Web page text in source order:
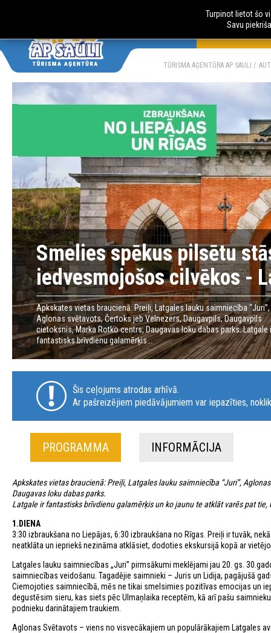
AUTOBUSU
TŪRISMA AĢENTŪRA AP SAULI
Smelies spēkus pilsētu
iedvesmojošos cilvēkos -
Apkskates vietas braucienā: Preiļi, Latgales lauku saimniecība “Juri”,
Aglonas svētavots, Čertoks jeb Velnezers, Daugavpils, Daugavpils
cietoksnis, Marka Rotko centrs, Daugavas loku dabas parks. Latgale
fantastisks brīvdienu galamērķis...
Šis ceļojums atrodas arhīvā.
Ar pašreizējiem piedāvājumiem var iepazīties,
PROGRAMMA INFORMĀCIJA
Apkskates vietas braucienā: Preiļi, Latgales lauku saimniecība “Juri”,
Daugavas loku dabas parks.
Latgale ir fantastisks brīvdienu galamērķis un ko jaunu te atklāt varēs pat
1.DIENA
3:30 izbraukšana no Liepājas, 6:30 izbraukšana no Rīgas. Preiļi ir tuvāk,
neatklāta un iepriekš nezināma atklāsiet, dodoties ekskursijā kopā ar
Latgales lauku saimniecības „Juri” pirmsākumi meklējami jau 20. gs.
saimniecības veidošanu. Tagadējie saimnieki – Juris un Lidija, pagājušā
Ciemojoties saimniecībā, mēs ne tikai smelsimies pozitīvas emocijas un
degustēsim sieru, kas siets pēc Ulmaņlaika receptēm, kā arī pašu
podnieku darinātajiem traukiem.
Aglonas Svētavots – viens no visvecākajiem un populārākajiem Latgales
Turpinot lietot šo
Savu